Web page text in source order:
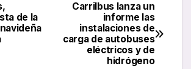
Carrilbus lanza un
informe las
instalaciones de
carga de autobuses
eléctricos y de
hidrógeno
de la